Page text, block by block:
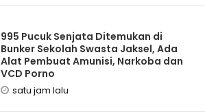
995 Pucuk Senjata Ditemukan di
Bunker Sekolah Swasta Jaksel, Ada
Alat Pembuat Amunisi, Narkoba dan
VCD Porno
satu jam lalu